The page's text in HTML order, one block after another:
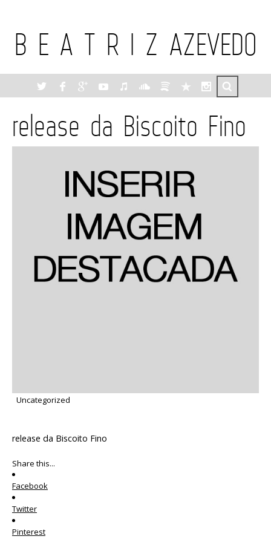
B E A T R I Z AZEVEDO
release da Biscoito Fino
Uncategorized
release da Biscoito Fino
Share this...
Facebook
Twitter
Pinterest